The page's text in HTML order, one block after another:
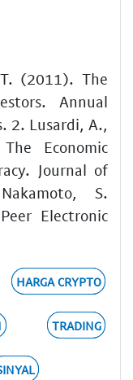
(2011). The
Annual
2. Lusardi, A.,
Economic
Journal of
S.
Electronic
HARGA CRYPTO
TRADING